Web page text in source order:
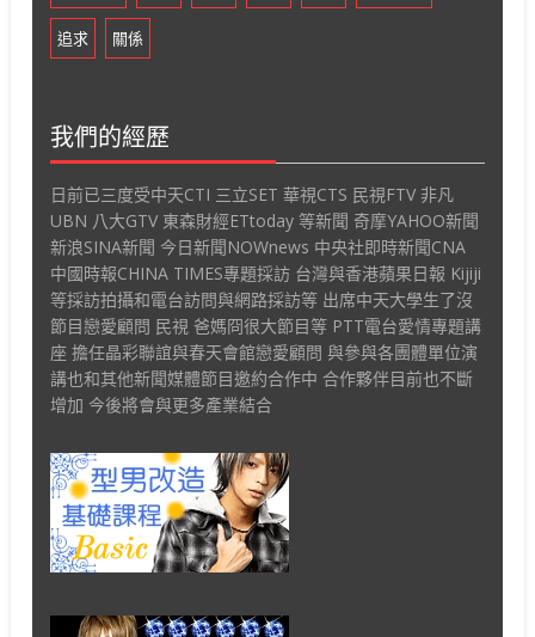
追求 關係
我們的經歷
日前已三度受中天CTI 三立SET 華視CTS 民視FTV 非凡
UBN 八大GTV 東森財經ETtoday 等新聞 奇摩YAHOO新聞
新浪SINA新聞 今日新聞NOWnews 中央社即時新聞CNA
中國時報CHINA TIMES專題採訪 台灣與香港蘋果日報 Kijiji
等採訪拍攝和電台訪問與網路採訪等 出席中天大學生了沒
節目戀愛顧問 民視 爸媽冏很大節目等 PTT電台愛情專題講
座 擔任晶彩聯誼與春天會館戀愛顧問 與參與各團體單位演
講也和其他新聞媒體節目邀約合作中 合作夥伴目前也不斷
增加 今後將會與更多產業結合